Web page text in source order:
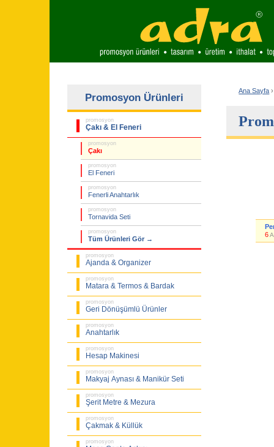
Promosyon Ürünleri
promosyon
Çakı & El Feneri
promosyon
Çakı
promosyon
El Feneri
promosyon
Fenerli Anahtarlık
promosyon
Tornavida Seti
promosyon
Tüm Ürünleri Gör →
promosyon
Ajanda & Organizer
promosyon
Matara & Termos & Bardak
promosyon
Geri Dönüşümlü Ürünler
promosyon
Anahtarlık
promosyon
Hesap Makinesi
promosyon
Makyaj Aynası & Manikür Seti
promosyon
Şerit Metre & Mezura
promosyon
Çakmak & Küllük
promosyon
Ana Sayfa ›
6